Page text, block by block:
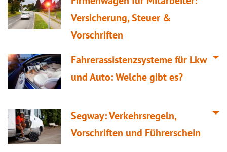
Versicherung, Steuer &
Vorschriften
Fahrerassistenzsysteme für Lkw
und Auto: Welche gibt es?
Segway: Verkehrsregeln,
Vorschriften und Führerschein